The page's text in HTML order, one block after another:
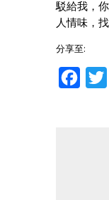
駁給我，
人情味，
分享至: